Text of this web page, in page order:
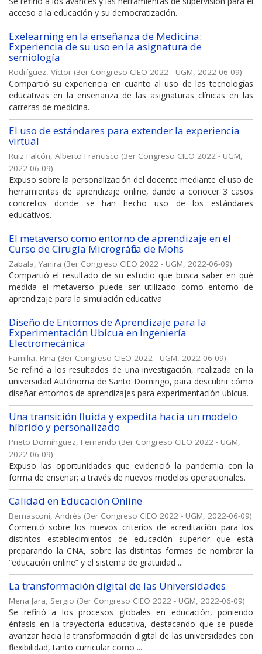
acceso a la educación y su democratización.
Exelearning en la enseñanza de Medicina:
Experiencia de su uso en la asignatura de
semiología
Rodríguez, Víctor (3er Congreso CIEO 2022 - UGM, 2022-06-09)
Compartió su experiencia en cuanto al uso de las tecnologías
educativas en la enseñanza de las asignaturas clínicas en las
carreras de medicina.
El uso de estándares para extender la experiencia
virtual
Ruiz Falcón, Alberto Francisco (3er Congreso CIEO 2022 - UGM,
2022-06-09)
Expuso sobre la personalización del docente mediante el uso de
herramientas de aprendizaje online, dando a conocer 3 casos
concretos donde se han hecho uso de los estándares
educativos.
El metaverso como entorno de aprendizaje en el
Curso de Cirugía Micrográfica de Mohs
Zabala, Yanira (3er Congreso CIEO 2022 - UGM, 2022-06-09)
Compartió el resultado de su estudio que busca saber en qué
medida el metaverso puede ser utilizado como entorno de
aprendizaje para la simulación educativa
Diseño de Entornos de Aprendizaje para la
Experimentación Ubicua en Ingeniería
Electromecánica
Familia, Rina (3er Congreso CIEO 2022 - UGM, 2022-06-09)
Se refirió a los resultados de una investigación, realizada en la
universidad Autónoma de Santo Domingo, para descubrir cómo
diseñar entornos de aprendizajes para experimentación ubicua.
Una transición fluida y expedita hacia un modelo
híbrido y personalizado
Prieto Domínguez, Fernando (3er Congreso CIEO 2022 - UGM,
2022-06-09)
Expuso las oportunidades que evidenció la pandemia con la
forma de enseñar; a través de nuevos modelos operacionales.
Calidad en Educación Online
Bernasconi, Andrés (3er Congreso CIEO 2022 - UGM, 2022-06-09)
Comentó sobre los nuevos criterios de acreditación para los
distintos establecimientos de educación superior que está
preparando la CNA, sobre las distintas formas de nombrar la
“educación online” y el sistema de gratuidad ...
La transformación digital de las Universidades
Mena Jara, Sergio (3er Congreso CIEO 2022 - UGM, 2022-06-09)
Se refirió a los procesos globales en educación, poniendo
énfasis en la trayectoria educativa, destacando que se puede
avanzar hacia la transformación digital de las universidades con
flexibilidad, tanto curricular como ...